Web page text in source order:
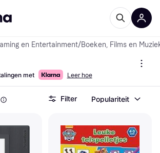
en Entertainment/Boeken, Films en
met Leer hoe
Filter Populariteit